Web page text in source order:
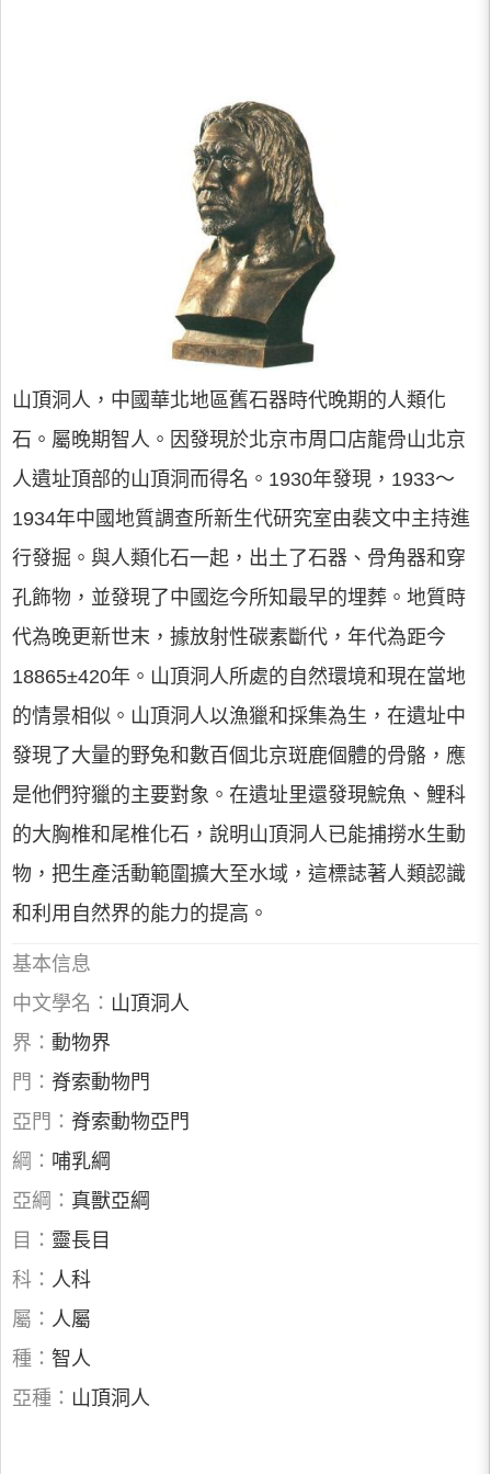
山頂洞人，中國華北地區舊石器時代晚期的人類化
石。屬晚期智人。因發現於北京市周口店龍骨山北京
人遺址頂部的山頂洞而得名。1930年發現，1933～
1934年中國地質調查所新生代研究室由裴文中主持進
行發掘。與人類化石一起，出土了石器、骨角器和穿
孔飾物，並發現了中國迄今所知最早的埋葬。地質時
代為晚更新世末，據放射性碳素斷代，年代為距今
18865±420年。山頂洞人所處的自然環境和現在當地
的情景相似。山頂洞人以漁獵和採集為生，在遺址中
發現了大量的野兔和數百個北京斑鹿個體的骨骼，應
是他們狩獵的主要對象。在遺址里還發現鯇魚、鯉科
的大胸椎和尾椎化石，說明山頂洞人已能捕撈水生動
物，把生產活動範圍擴大至水域，這標誌著人類認識
和利用自然界的能力的提高。
基本信息
中文學名： 山頂洞人
界： 動物界
門： 脊索動物門
亞門： 脊索動物亞門
綱： 哺乳綱
亞綱： 真獸亞綱
目： 靈長目
科： 人科
屬： 人屬
種： 智人
亞種： 山頂洞人